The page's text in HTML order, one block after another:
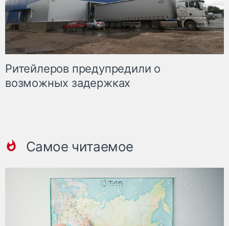
Ритейлеров предупредили о
возможных задержках
Самое читаемое